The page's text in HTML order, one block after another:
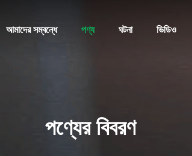
আমাদের সম্বন্ধে পণ্য ঘটনা ভিডিও
পণ্যের বিবরণ